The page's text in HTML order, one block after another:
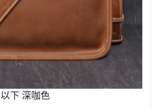
以下 深咖色